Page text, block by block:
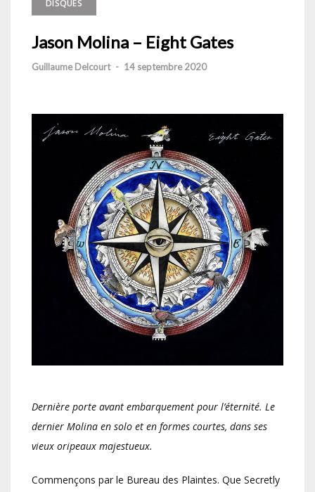
DISQUES
Jason Molina – Eight Gates
Guillaume Delcourt - 14 septembre 2020
Dernière porte avant embarquement pour l’éternité. Le
dernier Molina en solo et en formes courtes, dans ses
vieux oripeaux majestueux.
Commençons par le Bureau des Plaintes. Que Secretly